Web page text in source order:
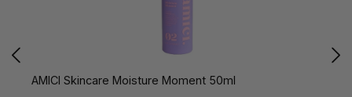
AMICI Skincare Moisture Moment 50ml